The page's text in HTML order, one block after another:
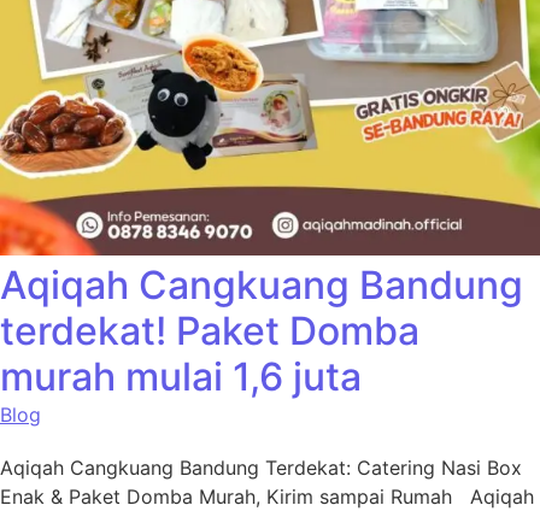
Aqiqah Cangkuang Bandung
terdekat! Paket Domba
murah mulai 1,6 juta
Blog
Aqiqah Cangkuang Bandung Terdekat: Catering Nasi Box
Enak & Paket Domba Murah, Kirim sampai Rumah Aqiqah